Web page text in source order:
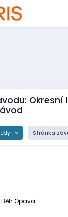
Okresní
Stránka
Běh Opava